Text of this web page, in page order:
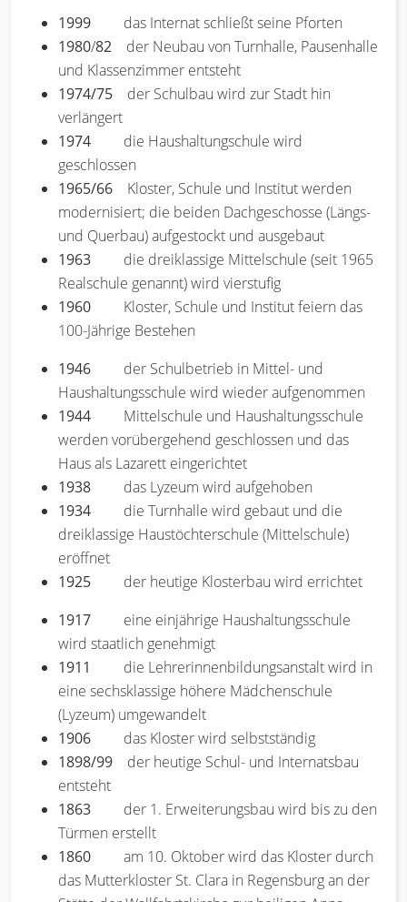
1999 das Internat schließt seine Pforten
1980/82 der Neubau von Turnhalle, Pausenhalle
und Klassenzimmer entsteht
1974/75 der Schulbau wird zur Stadt hin
verlängert
1974 die Haushaltungschule wird
geschlossen
1965/66 Kloster, Schule und Institut werden
modernisiert; die beiden Dachgeschosse (Längs-
und Querbau) aufgestockt und ausgebaut
1963 die dreiklassige Mittelschule (seit 1965
Realschule genannt) wird vierstufig
1960 Kloster, Schule und Institut feiern das
100-Jährige Bestehen
1946 der Schulbetrieb in Mittel- und
Haushaltungsschule wird wieder aufgenommen
1944 Mittelschule und Haushaltungsschule
werden vorübergehend geschlossen und das
Haus als Lazarett eingerichtet
1938 das Lyzeum wird aufgehoben
1934 die Turnhalle wird gebaut und die
dreiklassige Haustöchterschule (Mittelschule)
eröffnet
1925 der heutige Klosterbau wird errichtet
1917 eine einjährige Haushaltungsschule
wird staatlich genehmigt
1911 die Lehrerinnenbildungsanstalt wird in
eine sechsklassige höhere Mädchenschule
(Lyzeum) umgewandelt
1906 das Kloster wird selbstständig
1898/99 der heutige Schul- und Internatsbau
entsteht
1863 der 1. Erweiterungsbau wird bis zu den
Türmen erstellt
1860
am 10. Oktober wird das Kloster durch
das Mutterkloster St. Clara in Regensburg an der